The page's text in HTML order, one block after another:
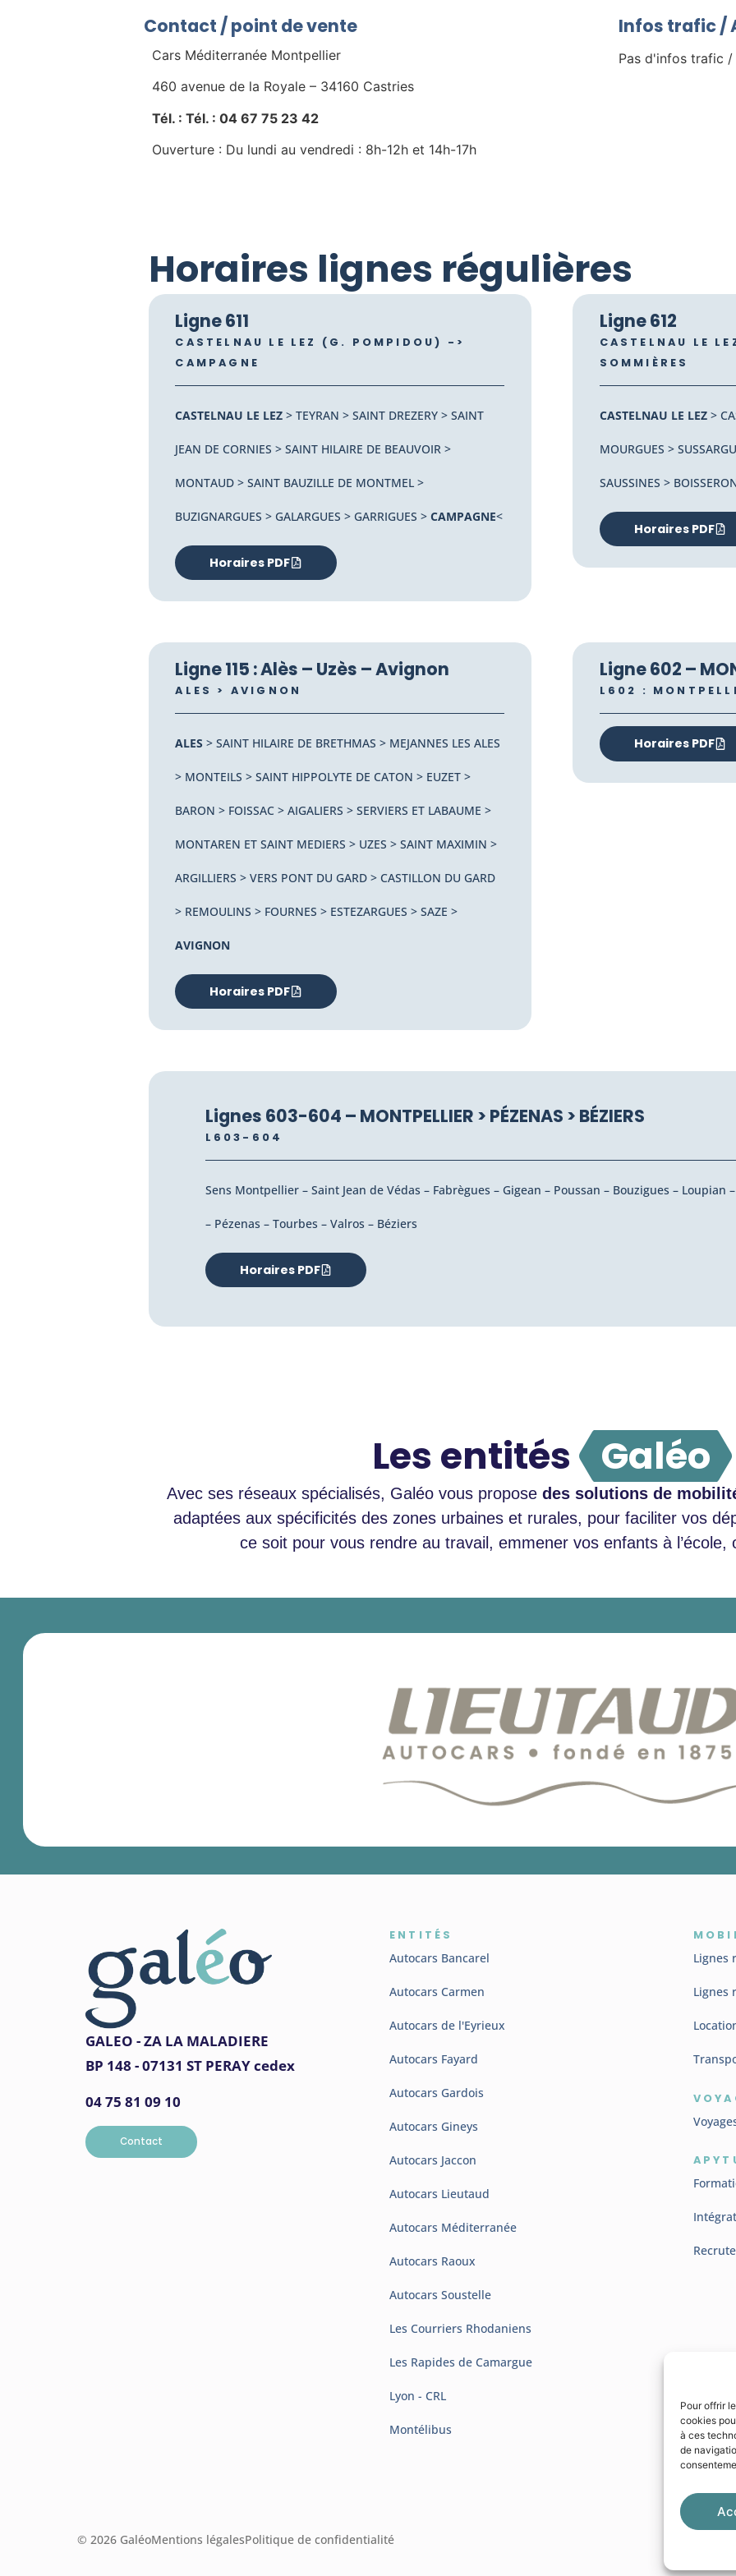
Pour offrir
cookies
à ces
de
Contact / point de vente
Cars Méditerranée Montpellier
460 avenue de la Royale – 34160 Castries
Tél. : Tél. : 04 67 75 23 42
Ouverture : Du lundi au vendredi : 8h-12h et 14h-17h
Infos trafic /
Pas d'infos trafic
Horaires lignes régulières
Ligne 611
CASTELNAU LE LEZ (G. POMPIDOU) ->
CAMPAGNE
CASTELNAU LE LEZ > TEYRAN > SAINT DREZERY > SAINT
JEAN DE CORNIES > SAINT HILAIRE DE BEAUVOIR >
MONTAUD > SAINT BAUZILLE DE MONTMEL >
BUZIGNARGUES > GALARGUES > GARRIGUES >CAMPAGNE<
Horaires PDF
Ligne 612
CASTELNAU LE
SOMMIÈRES
CASTELNAU LE LEZ>
MOURGUES >
SAUSSINES >
Horaires PDF
Ligne 115 : Alès – Uzès – Avignon
ALES > AVIGNON
ALES > SAINT HILAIRE DE BRETHMAS > MEJANNES LES ALES
> MONTEILS > SAINT HIPPOLYTE DE CATON > EUZET >
BARON > FOISSAC > AIGALIERS > SERVIERS ET LABAUME >
MONTAREN ET SAINT MEDIERS > UZES > SAINT MAXIMIN >
ARGILLIERS > VERS PONT DU GARD > CASTILLON DU GARD
> REMOULINS > FOURNES > ESTEZARGUES > SAZE >
AVIGNON
Horaires PDF
Ligne 602 –
L602 :
Horaires PDF
Lignes 603-604 – MONTPELLIER > PÉZENAS > BÉZIERS
L603-604
Sens Montpellier – Saint Jean de Védas – Fabrègues – Gigean – Poussan – Bouzigues – Loupian
– Pézenas – Tourbes – Valros – Béziers
Horaires PDF
Les entités Galéo
Avec ses réseaux spécialisés, Galéo vous proposedes solutions de
adaptées aux spécificités des zones urbaines et rurales, pour faciliter vos
ce soit pour vous rendre au travail, emmener vos enfants à l’école,
GALEO - ZA LA MALADIERE
BP 148 - 07131 ST PERAY cedex
04 75 81 09 10
Contact
ENTITÉS
Autocars Bancarel
Autocars Carmen
Autocars de l'Eyrieux
Autocars Fayard
Autocars Gardois
Autocars Gineys
Autocars Jaccon
Autocars Lieutaud
Autocars Méditerranée
Autocars Raoux
Autocars Soustelle
Les Courriers Rhodaniens
Les Rapides de Camargue
Lyon - CRL
Montélibus
Lignes
Lignes
© 2026 GaléoMentions légalesPolitique de confidentialité